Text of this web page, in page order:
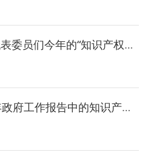
聚焦两会 | 一起来关注代表委员们今年的“知识产权好声音”
聚焦两会｜速览！2026年政府工作报告中的知识产权要点